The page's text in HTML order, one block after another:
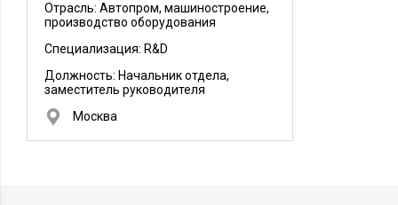
Отрасль: Автопром, машиностроение,
производство оборудования
Специализация: R&D
Должность: Начальник отдела,
заместитель руководителя
Москва